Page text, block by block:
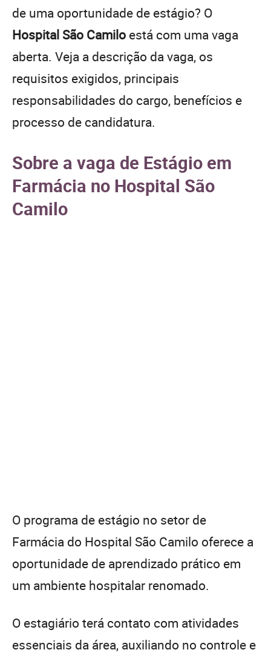
de uma oportunidade de estágio? O
Hospital São Camilo está com uma vaga
aberta. Veja a descrição da vaga, os
requisitos exigidos, principais
responsabilidades do cargo, benefícios e
processo de candidatura.
Sobre a vaga de Estágio em
Farmácia no Hospital São
Camilo
O programa de estágio no setor de
Farmácia do Hospital São Camilo oferece a
oportunidade de aprendizado prático em
um ambiente hospitalar renomado.
O estagiário terá contato com atividades
essenciais da área, auxiliando no controle e